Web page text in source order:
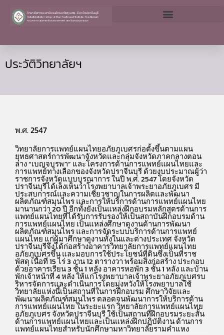
ประวัติวิทยาลัยฯ
พ.ศ. 2547
วิทยาลัยการแพทย์แผนไทยอภัยภูเบศรก่อตั้งขึ้นตามแผน
ยุทธศาสตร์การพัฒนาจังหวัดและกลุ่มจังหวัดภาคกลางตอน
ล่าง “เบญจบูรพา” และโครงการด้านการแพทย์แผนไทยและ
การแพทย์ทางเลือกของจังหวัดปราจีนบุรี ด้วยงบประมาณผู้ว่า
ราชการจังหวัดแบบบูรณาการ ในปี พ.ศ. 2547 โดยจังหวัด
ปราจีนบุรีได้เล็งเห็นว่าโรงพยาบาลเจ้าพระยาอภัยภูเบศร มี
ประสบการณ์และความเชี่ยวชาญในการผลิตและพัฒนา
ผลิตภัณฑ์สมุนไพร และการให้บริการด้านการแพทย์แผนไทย
มานานกว่า 20 ปี อีกทั้งยังเป็นแหล่งฝึกอบรมหลักสูตรด้านการ
แพทย์แผนไทยที่ได้รับการรับรองให้เป็นสถาบันฝึกอบรมด้าน
การแพทย์แผนไทย เป็นแหล่งศึกษาดูงานด้านการพัฒนา
ผลิตภัณฑ์สมุนไพร และการจัดระบบบริการด้านการแพทย์
แผนไทย แก่ผู้มาศึกษาดูงานทั้งในและต่างประเทศ จังหวัด
ปราจีนบุรีจึงได้ก่อสร้างอาคารวิทยาลัยการแพทย์แผนไทย
อภัยภูเบศรขึ้น และมอบการใช้ประโยชน์ที่ดินซึ่งเป็นที่ราช
พัสดุ เนื้อที่ 15 ไร่ 3 งาน 12 ตารางวา พร้อมสิ่งก่อสร้าง ประกอบ
ด้วยอาคารเรียน 3 ชั้น 1 หลัง อาคารหอพัก 3 ชั้น 1 หลัง และบ้าน
พักเจ้าหน้าที่ 4 หลัง ให้แก่โรงพยาบาลเจ้าพระยาอภัยภูเบศรบ
ริหารจัดการและดำเนินการโดยมุ่งหวังให้โรงพยาบาลใช้
วิทยาลัยแห่งนี้เป็นสถานที่ในการฝึกอบรม ศึกษาวิจัยและ
พัฒนาผลิตภัณฑ์สมุนไพร ตลอดจนพัฒนาการให้บริการด้าน
การแพทย์แผนไทย ในระยะแรก วิทยาลัยการแพทย์แผนไทย
อภัยภูเบศร จังหวัดปราจีนบุรี ใช้เป็นสถานที่ฝึกอบรมระยะสั้น
ด้านการแพทย์แผนไทยและเป็นแหล่งฝึกปฏิบัติงาน ด้านการ
แพทย์แผนไทยสำหรับนักศึกษามหาวิทยาลัยรามคำแหง